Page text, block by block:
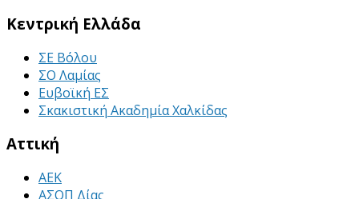
Κεντρική Ελλάδα
ΣΕ Βόλου
ΣΟ Λαμίας
Ευβοϊκή ΕΣ
Σκακιστική Ακαδημία Χαλκίδας
Αττική
ΑΕΚ
ΑΣΟΠ Δίας